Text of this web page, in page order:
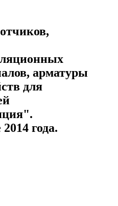
арматуры
для
года.